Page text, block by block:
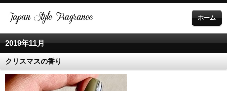
ホーム
2019年11月
クリスマスの香り